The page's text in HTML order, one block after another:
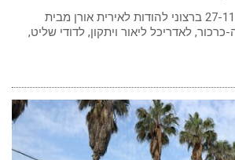
כתב: גילי חסקין; 27-11-20 ברצוני להודות לאירית אורן מבית
לאדריכל ליאור ויתקון, לדודי שליט,